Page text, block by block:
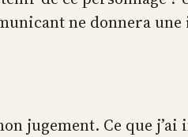
ne donnera
jugement. Ce que